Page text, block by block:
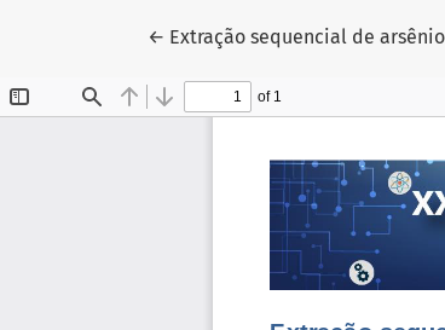
← Voltar aos Detalhes do Artigo
Extração sequencial de